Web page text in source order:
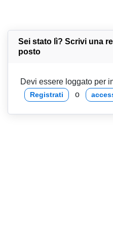
Sei stato lì? Scrivi una
posto
Devi essere loggato per
Registrati o